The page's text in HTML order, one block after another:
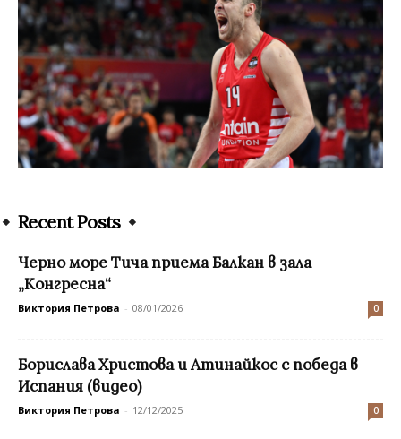
Recent Posts
Черно море Тича приема Балкан в зала
„Конгресна“
Виктория Петрова - 08/01/2026 0
Борислава Христова и Атинайкос с победа в
Испания (видео)
Виктория Петрова - 12/12/2025 0